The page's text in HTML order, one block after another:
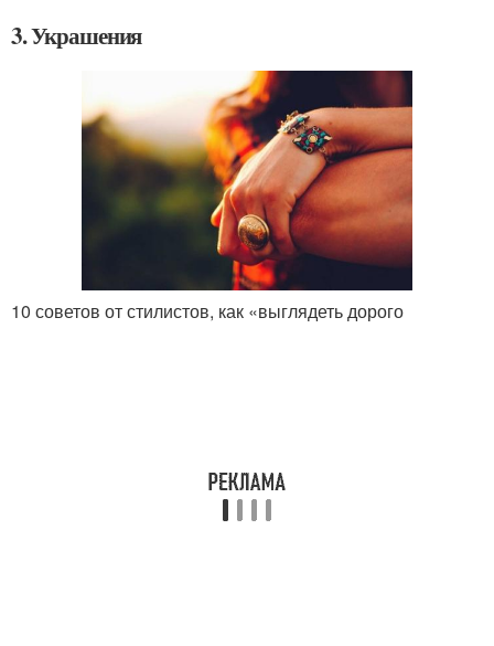
3. Украшения
10 советов от стилистов, как «выглядеть дорого